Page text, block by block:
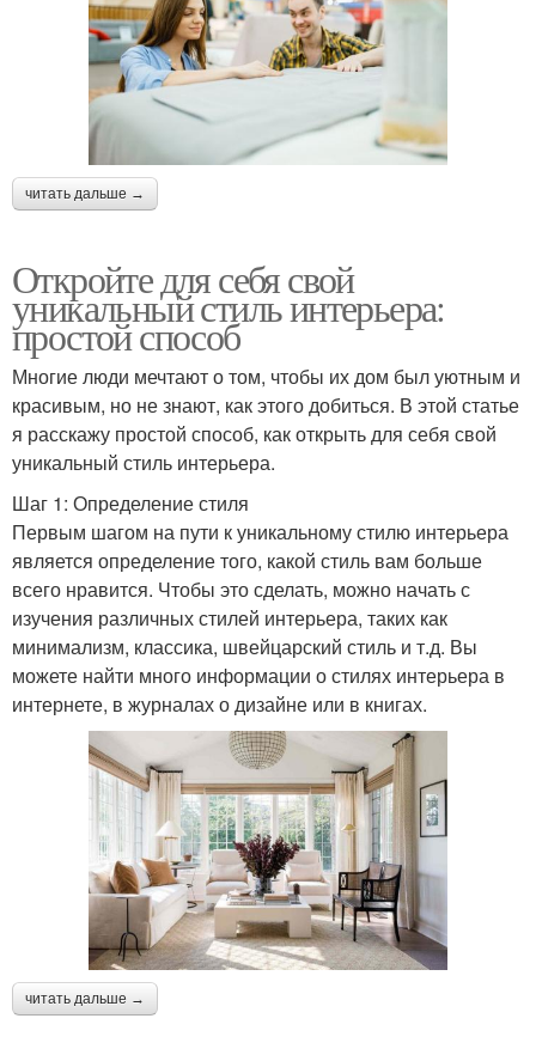
читать дальше →
Откройте для себя свой
уникальный стиль интерьера:
простой способ
Многие люди мечтают о том, чтобы их дом был уютным и
красивым, но не знают, как этого добиться. В этой статье
я расскажу простой способ, как открыть для себя свой
уникальный стиль интерьера.
Шаг 1: Определение стиля
Первым шагом на пути к уникальному стилю интерьера
является определение того, какой стиль вам больше
всего нравится. Чтобы это сделать, можно начать с
изучения различных стилей интерьера, таких как
минимализм, классика, швейцарский стиль и т.д. Вы
можете найти много информации о стилях интерьера в
интернете, в журналах о дизайне или в книгах.
читать дальше →